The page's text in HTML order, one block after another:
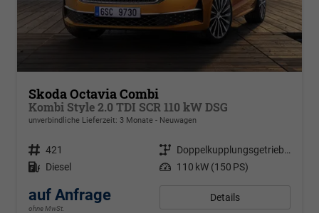
Skoda Octavia Combi
Kombi Style 2.0 TDI SCR 110 kW DSG
unverbindliche Lieferzeit: 3 Monate Neuwagen
Fahrzeugnr. 421 Getriebe
Doppelkupplungsgetriebe (DSG)
Kraftstoff Diesel Leistung 110 kW (150 PS)
auf Anfrage
ohne MwSt.
Details